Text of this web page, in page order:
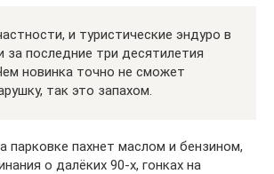
и туристические эндуро в
за последние три десятилетия
новинка точно не сможет
так это запахом.
парковке пахнет маслом и бензином,
о далёких 90-х, гонках на